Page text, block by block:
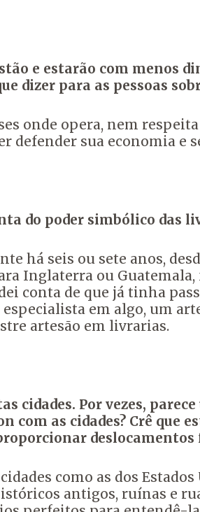
e estarão com menos
dizer para as pessoas
onde opera, nem
defender sua economia
do poder simbólico das
há seis ou sete anos,
Inglaterra ou
conta de que já tinha
em algo, um
artesão em livrarias.
cidades. Por vezes,
com as cidades? Crê
deslocamentos
como as dos
antigos, ruínas e